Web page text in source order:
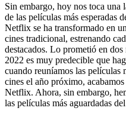
Sin embargo, hoy nos toca una
de las películas más esperadas
Netflix se ha transformado en
cines tradicional, estrenando
destacados. Lo prometió en
2022 es muy predecible que
cuando reuníamos las películas
cines el año próximo,
Netflix. Ahora, sin embargo,
las películas más aguardadas